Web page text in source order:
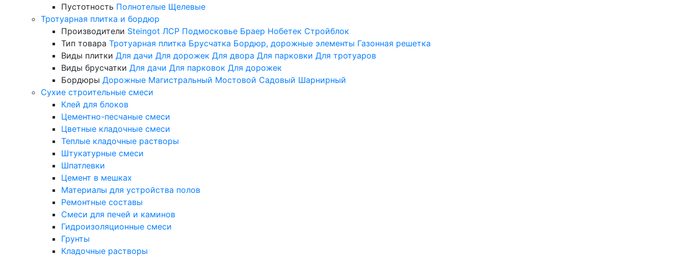
Пустотность Полнотелые Щелевые
Тротуарная плитка и бордюр
Производители Steingot ЛСР Подмосковье Браер Нобетек Стройблок
Тип товара Тротуарная плитка Брусчатка Бордюр, дорожные элементы Газонная решетка
Виды плитки Для дачи Для дорожек Для двора Для парковки Для тротуаров
Виды брусчатки Для дачи Для парковок Для дорожек
Бордюры Дорожные Магистральный Мостовой Садовый Шарнирный
Сухие строительные смеси
Клей для блоков
Цементно-песчаные смеси
Цветные кладочные смеси
Теплые кладочные растворы
Штукатурные смеси
Шпатлевки
Цемент в мешках
Материалы для устройства полов
Ремонтные составы
Смеси для печей и каминов
Гидроизоляционные смеси
Грунты
Кладочные растворы